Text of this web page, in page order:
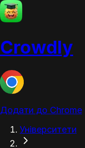
Crowdly
Додати до Chrome
Університети